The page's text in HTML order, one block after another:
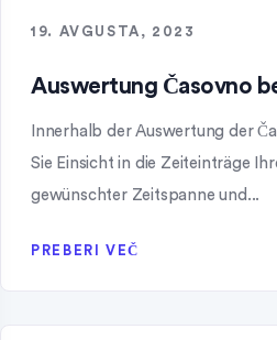
19. AVGUSTA, 2023
Auswertung Časovno
Innerhalb der Auswertung der
Sie Einsicht in die Zeiteinträge
gewünschter Zeitspanne und...
PREBERI VEČ